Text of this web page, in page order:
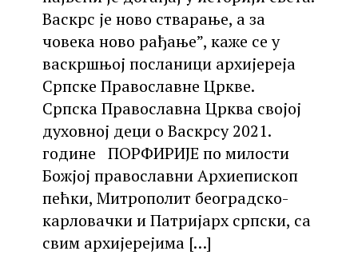
Васкрс је ново стварање, а за
човека ново рађање”, каже се у
васкршњој посланици архијереја
Српске Православне Цркве.
Српска Православна Црква својој
духовној деци о Васкрсу 2021.
године ПОРФИРИЈЕ по милости
Божјој православни Архиепископ
пећки, Митрополит београдско-
карловачки и Патријарх српски, са
свим архијерејима […]